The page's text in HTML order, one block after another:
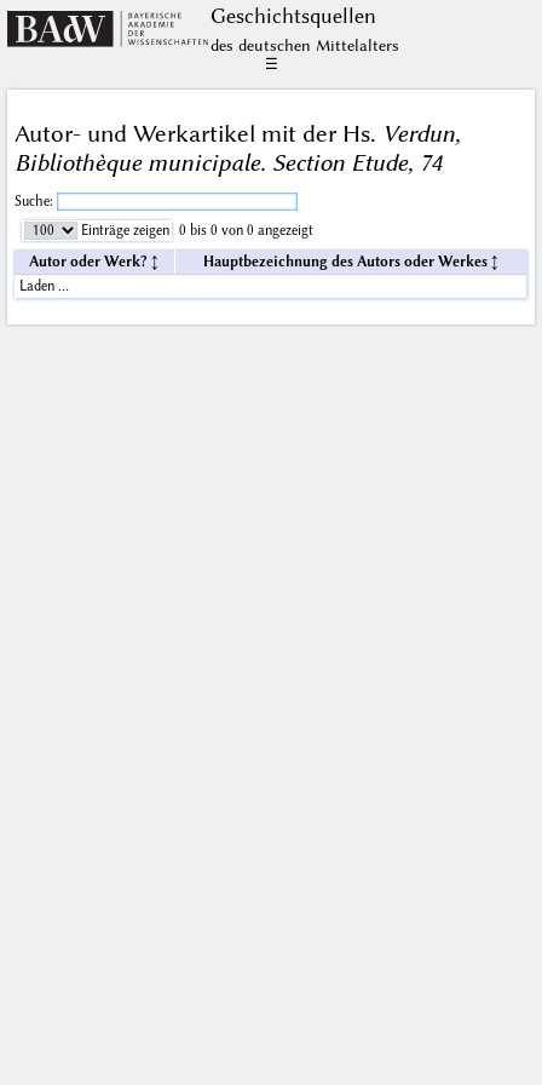
Geschichts­quellen
des deutschen Mittelalters
☰
Autor- und Werkartikel mit der Hs. Verdun,
Bibliothèque municipale. Section Etude, 74
Suche:
Einträge zeigen
0 bis 0 von 0 angezeigt
Autor oder Werk?
Hauptbezeichnung des Autors oder Werkes
Laden …